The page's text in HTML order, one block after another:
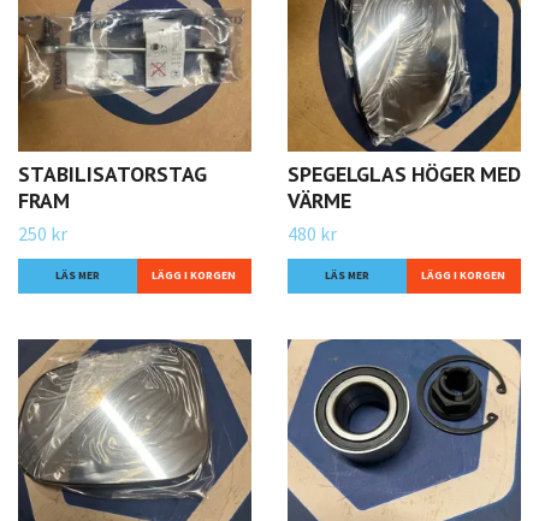
STABILISATORSTAG
FRAM
250 kr
LÄS MER
SPEGELGLAS HÖGER MED
VÄRME
480 kr
LÄS MER